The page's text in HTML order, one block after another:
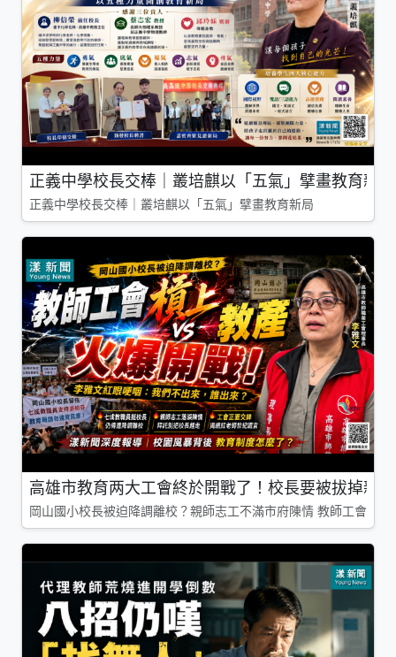
正義中學校長交棒｜叢培麒以「五氣」擘畫教育新局
正義中學校長交棒｜叢培麒以「五氣」擘畫教育新局
高雄市教育两大工會終於開戰了！校長要被拔掉親
岡山國小校長被迫降調離校？親師志工不滿市府陳情 教師工會槓